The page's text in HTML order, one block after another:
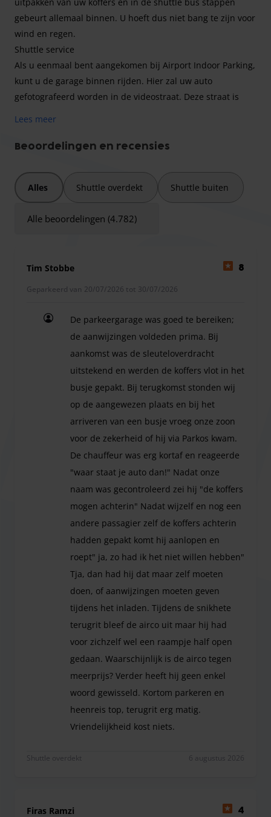
gebeurt allemaal binnen. U hoeft dus niet bang te zijn voor
wind en regen.
Shuttle service
Als u eenmaal bent aangekomen bij Airport Indoor Parking,
kunt u de garage binnen rijden. Hier zal uw auto
gefotografeerd worden in de videostraat. Deze straat is
Nadat een medewerker van Airport Indoor Parking u heeft
ingecheckt bij de balie. Vervolgens Kunt u gebruik maken
van de vele services en faciliteiten van Airport Indoor
Parking. Waaronder een comfortabele wachtruimte, koffie
van Starbucks en toiletten.
vliegveld.
Shuttle voor 2 personen is inbegrepen.
Houd er rekening mee dat de maximale voertuighoogte op
de parkeerplaats 2,10 meter bedraagt.
11 minuten van Schiphol.
Wanneer u parkeert bij Airport Indoor Parking, parkeert uw
auto veilig en droog! De luxe parkeergarage van Airport
Indoor Parking is 24/7 geopend en voorzien van veel
verschillende services. Een medewerker van Airport Indoor
Parking helpt u met uw bagage, u kunt in de shuttlebus
stappen terwijl uw auto voor u wordt geparkeerd. Zo gaat u
met een goed gevoel op reis.
lounge voorzien van een Starbucks koffiehoek. Waar u
Lees meer
Beoordelingen en recensies
Alles Shuttle overdekt Shuttle buiten
Alle beoordelingen (4.782)
Tim Stobbe 8
Geparkeerd van 20/07/2026 tot 30/07/2026
De parkeergarage was goed te bereiken;
de aanwijzingen voldeden prima. Bij
aankomst was de sleuteloverdracht
uitstekend en werden de koffers vlot in het
busje gepakt. Bij terugkomst stonden wij
op de aangewezen plaats en bij het
arriveren van een busje vroeg onze zoon
voor de zekerheid of hij via Parkos kwam.
De chauffeur was erg kortaf en reageerde
"waar staat je auto dan!" Nadat onze
naam was gecontroleerd zei hij "de koffers
mogen achterin" Nadat wijzelf en nog een
andere passagier zelf de koffers achterin
hadden gepakt komt hij aanlopen en
roept" ja, zo had ik het niet willen hebben"
Tja, dan had hij dat maar zelf moeten
doen, of aanwijzingen moeten geven
tijdens het inladen. Tijdens de snikhete
terugrit bleef de airco uit maar hij had
voor zichzelf wel een raampje half open
gedaan. Waarschijnlijk is de airco tegen
meerprijs? Verder heeft hij geen enkel
woord gewisseld. Kortom parkeren en
heenreis top, terugrit erg matig.
Vriendelijkheid kost niets.
Shuttle overdekt 6 augustus 2026
Firas Ramzi 4